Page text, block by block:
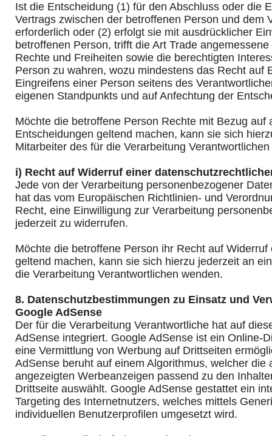
Ist die Entscheidung (1) für den Abschluss oder die
Vertrags zwischen der betroffenen Person und dem
erforderlich oder (2) erfolgt sie mit ausdrücklicher
betroffenen Person, trifft die Art Trade
Rechte und Freiheiten sowie die berechtigten
Person zu wahren, wozu mindestens das Recht auf
Eingreifens einer Person seitens des
eigenen Standpunkts und auf Anfechtung der
Möchte die betroffene Person Rechte mit Bezug auf
Entscheidungen geltend machen, kann sie sich
Mitarbeiter des für die Verarbeitung
i) Recht auf Widerruf einer
Jede von der Verarbeitung personenbezogener
hat das vom Europäischen Richtlinien- und
Recht, eine Einwilligung zur Verarbeitung
jederzeit zu widerrufen.
Möchte die betroffene Person ihr Recht auf Widerruf
geltend machen, kann sie sich hierzu jederzeit an
die Verarbeitung Verantwortlichen wenden.
8. Datenschutzbestimmungen zu Einsatz und
Google AdSense
Der für die Verarbeitung Verantwortliche hat auf
AdSense integriert. Google AdSense ist ein Online-
eine Vermittlung von Werbung auf Drittseiten
AdSense beruht auf einem Algorithmus, welcher die
angezeigten Werbeanzeigen passend zu den
Drittseite auswählt. Google AdSense gestattet ein
Targeting des Internetnutzers, welches mittels
individuellen Benutzerprofilen umgesetzt wird.